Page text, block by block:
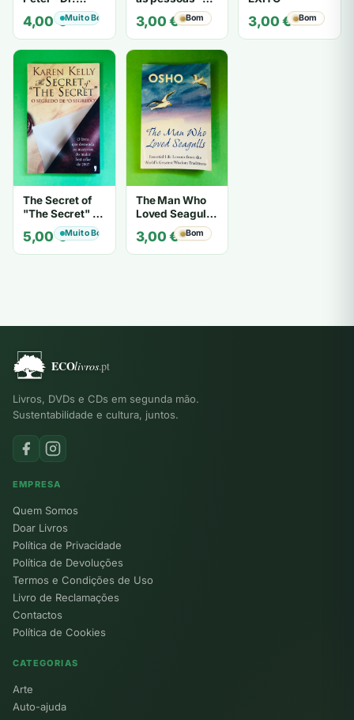
Laurence J.
Peter
4,00€Muito Bom
Gerard I.
Nierenberg e
Henry H. Calero
3,00€ Bom 3,00€ Bom
The Secret of
"The Secret" O
Segredo de "O
Segredo" -
Karen Kelly
5,00€Muito Bom
The Man Who
Loved Seagulls
3,00€ Bom
Livros, DVDs e CDs em segunda mão.
Sustentabilidade e cultura, juntos.
EMPRESA
Quem Somos
Doar Livros
Política de Privacidade
Política de Devoluções
Termos e Condições de Uso
Livro de Reclamações
Contactos
Política de Cookies
CATEGORIAS
Arte
Auto-ajuda